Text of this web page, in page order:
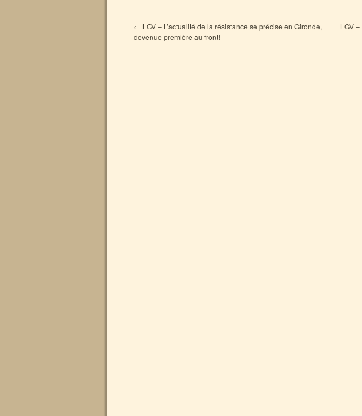
← LGV – L’actualité de la résistance se précise en Gironde,
devenue première au front!
LGV